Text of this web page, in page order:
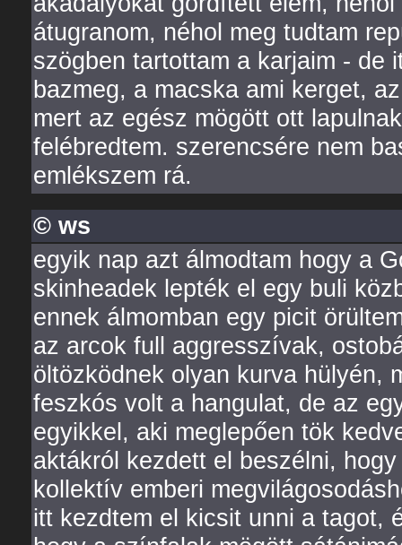
átugranom, néhol meg tudtam
szögben tartottam a karjaim - de
bazmeg, a macska ami kerget,
mert az egész mögött ott
felébredtem. szerencsére nem
emlékszem rá.
© ws
egyik nap azt álmodtam hogy a
skinheadek lepték el egy buli
ennek álmomban egy picit
az arcok full aggresszívak,
öltözködnek olyan kurva hülyén,
feszkós volt a hangulat, de az
egyikkel, aki meglepően tök
aktákról kezdett el beszélni,
kollektív emberi
itt kezdtem el kicsit unni a tagot,